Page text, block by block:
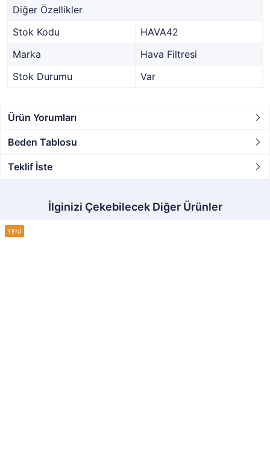
Diğer Özellikler
Stok Kodu
HAVA42
Marka
Hava Filtresi
Stok Durumu
Var
Ürün Yorumları
Beden Tablosu
Teklif İste
İlginizi Çekebilecek Diğer Ürünler